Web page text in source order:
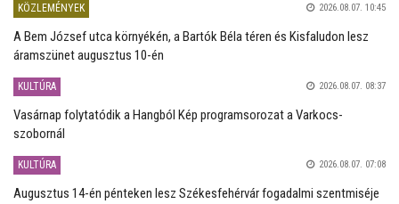
KÖZLEMÉNYEK 2026.08.07. 10:45
A Bem József utca környékén, a Bartók Béla téren és Kisfaludon lesz
áramszünet augusztus 10-én
KULTÚRA 2026.08.07. 08:37
Vasárnap folytatódik a Hangból Kép programsorozat a Varkocs-
szobornál
KULTÚRA 2026.08.07. 07:08
Augusztus 14-én pénteken lesz Székesfehérvár fogadalmi szentmiséje